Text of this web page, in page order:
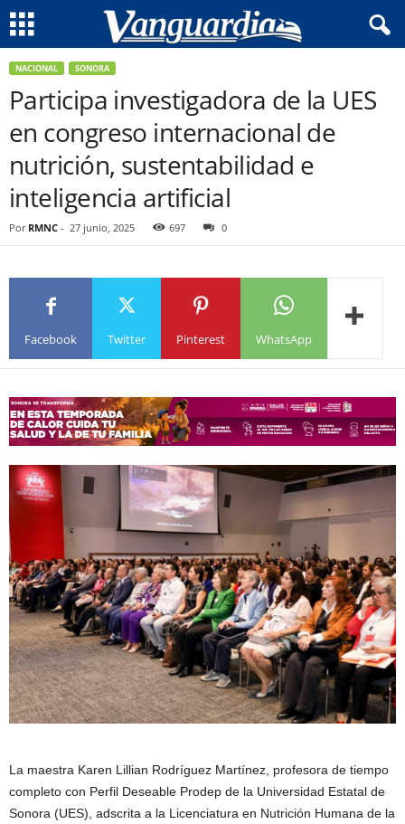
NACIONAL SONORA
Participa investigadora de la UES
en congreso internacional de
nutrición, sustentabilidad e
inteligencia artificial
Por RMNC - 27 junio, 2025 697 0
Facebook Twitter Pinterest WhatsApp
La maestra Karen Lillian Rodríguez Martínez, profesora de tiempo
completo con Perfil Deseable Prodep de la Universidad Estatal de
Sonora (UES), adscrita a la Licenciatura en Nutrición Humana de la